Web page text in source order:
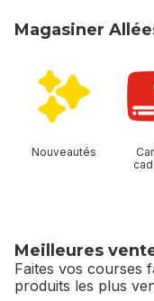
Magasiner
Nouveautés
Meilleures
Faites vos courses
produits les plus